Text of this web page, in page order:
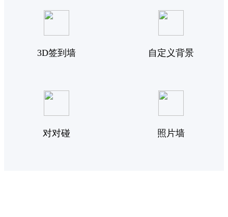
3D签到墙 自定义背景
对对碰 照片墙